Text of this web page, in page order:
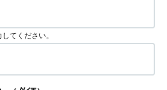
てください。